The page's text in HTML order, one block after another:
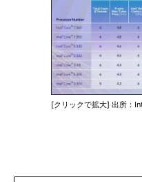
[クリックで拡大] 出所：